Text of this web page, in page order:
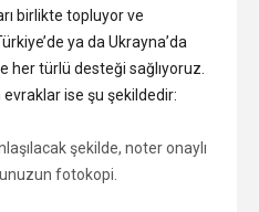
birlikte topluyor ve
ya da Ukrayna’da
her türlü desteği sağlıyoruz.
ise şu şekildedir:
şekilde, noter onaylı
fotokopi.